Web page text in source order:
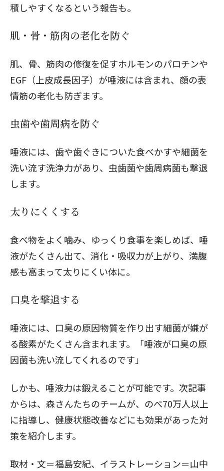
積しやすくなるという報告も。
肌・骨・筋肉の老化を防ぐ
肌、骨、筋肉の修復を促すホルモンのパロチンや
EGF（上皮成長因子）が唾液には含まれ、顔の表
情筋の老化も防ぎます。
虫歯や歯周病を防ぐ
唾液には、歯や歯ぐきについた食べかすや細菌を
洗い流す洗浄力があり、虫歯菌や歯周病菌も撃退
します。
太りにくくする
食べ物をよく噛み、ゆっくり食事を楽しめば、唾
液がたくさん出て、消化・吸収力が上がり、満腹
感も高まって太りにくい体に。
口臭を撃退する
唾液には、口臭の原因物質を作り出す細菌が嫌が
る酸素がたくさん含まれます。「唾液が口臭の原
因菌も洗い流してくれるのです」
しかも、唾液力は鍛えることが可能です。 次記事
からは、森さんたちのチームが、のべ70万人以上
に指導し、健康状態改善などにも効果があった対
策を紹介します。
取材・文＝福島安紀、イラストレーション＝山中